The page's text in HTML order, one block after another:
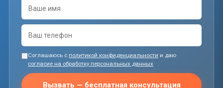
Соглашаюсь с политикой конфиденциальности и даю
согласие на обработку персональных данных
Вызвать — бесплатная консультация